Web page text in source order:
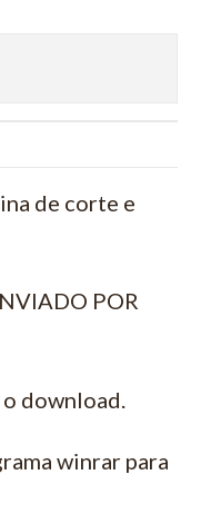
de corte e
POR
download.
winrar para